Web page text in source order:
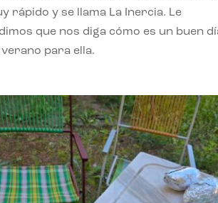
rápido y se llama La Inercia. Le
que nos diga cómo es un buen
verano para ella.